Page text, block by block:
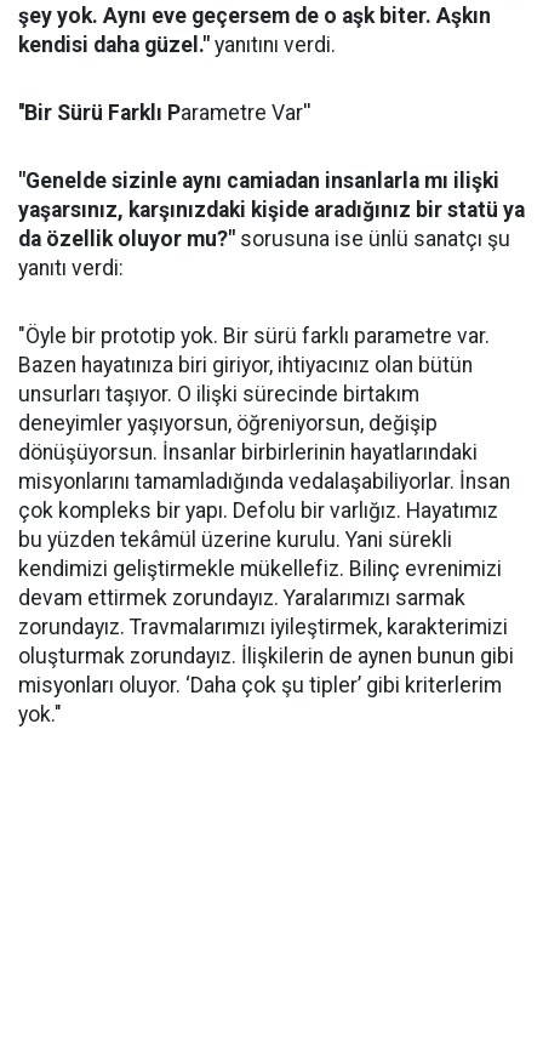
şey yok. Aynı eve geçersem de o aşk biter. Aşkın
kendisi daha güzel." yanıtını verdi.
''Bir Sürü Farklı Parametre Var''
"Genelde sizinle aynı camiadan insanlarla mı ilişki
yaşarsınız, karşınızdaki kişide aradığınız bir statü ya
da özellik oluyor mu?" sorusuna ise ünlü sanatçı şu
yanıtı verdi:
"Öyle bir prototip yok. Bir sürü farklı parametre var.
Bazen hayatınıza biri giriyor, ihtiyacınız olan bütün
unsurları taşıyor. O ilişki sürecinde birtakım
deneyimler yaşıyorsun, öğreniyorsun, değişip
dönüşüyorsun. İnsanlar birbirlerinin hayatlarındaki
misyonlarını tamamladığında vedalaşabiliyorlar. İnsan
çok kompleks bir yapı. Defolu bir varlığız. Hayatımız
bu yüzden tekâmül üzerine kurulu. Yani sürekli
kendimizi geliştirmekle mükellefiz. Bilinç evrenimizi
devam ettirmek zorundayız. Yaralarımızı sarmak
zorundayız. Travmalarımızı iyileştirmek, karakterimizi
oluşturmak zorundayız. İlişkilerin de aynen bunun gibi
misyonları oluyor. ‘Daha çok şu tipler’ gibi kriterlerim
yok."